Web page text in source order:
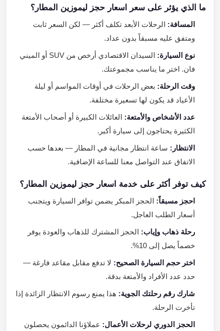
ما الذي يؤثر على سعر اسعار حجز ليموزين المطار؟
المسافة:الرحلات الأبعد تكلف أكثر — لكن السعر ثابت
ومتفق عليه مسبقاً بدون عداد.
نوع السيارة:
السيدان الاقتصادي أرخص من SUV أو الميني
فان. اختر ما يناسب مجموعتك.
وقت الرحلة:بعض الرحلات في أوقات المواسم أو ليلة
الأعياد قد يكون لها تسعيرة مختلفة.
عدد الأشخاص والأمتعة:العائلات الكبيرة أو أصحاب الأمتعة
الكثيرة يحتاجون إلى سيارة أكبر.
الانتظار:ساعة انتظار مجانية في المطار — بعدها حسب
الاتفاق عند التواصل معنا للساعة الإضافية.
كيف توفر أكثر على خدمة اسعار حجز ليموزين المطار؟
احجز مسبقاً:الحجز المبكر يضمن توافر السيارة ويتجنب
أسعار الطلب العاجل.
رحلة ذهاب وإياب:الحجز المشترك للذهاب والعودة يوفر
خصماً يصل إلى 10%.
اختر حجم السيارة الصحيح:لا تدفع مقابل مقاعد فارغة —
حدد عدد الأفراد والأمتعة بدقة.
شارك رقم رحلتك الجوية:هذا يمنع رسوم الانتظار الزائدة إذا
تأخرت الرحلة.
الحجز الدوري لرحلات الأعمال:عملاؤنا الدائمون يحصلون